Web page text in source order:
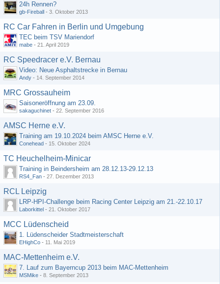
24h Rennen?
gb-Fireball - 3. Oktober 2013
RC Car Fahren in Berlin und Umgebung
TEC beim TSV Mariendorf
mabe - 21. April 2019
RC Speedracer e.V. Bernau
Video: Neue Asphaltstrecke in Bernau
Andy - 14. September 2014
MRC Grossauheim
Saisoneröffnung am 23.09.
sakaguchinet - 22. September 2016
AMSC Herne e.V.
Training am 19.10.2024 beim AMSC Herne e.V.
Conehead - 15. Oktober 2024
TC Heuchelheim-Minicar
Training in Beindersheim am 28.12.13-29.12.13
RS4_Fan - 27. Dezember 2013
RCL Leipzig
LRP-HPI-Challenge beim Racing Center Leipzig am 21.-22.10.17
Laborkittel - 21. Oktober 2017
MCC Lüdenscheid
1. Lüdenscheider Stadtmeisterschaft
EHighCo - 11. Mai 2019
MAC-Mettenheim e.V.
7. Lauf zum Bayerncup 2013 beim MAC-Mettenheim
MSMike - 8. September 2013